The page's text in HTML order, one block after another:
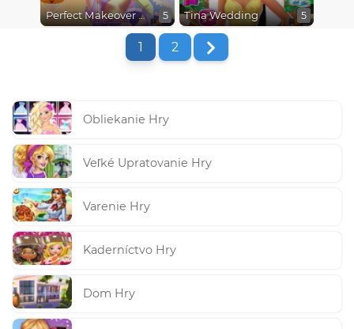
Perfect Makeover Princess Aurora 5 Tina Wedding 5
1 2
Obliekanie Hry
Veľké Upratovanie Hry
Varenie Hry
Kaderníctvo Hry
Dom Hry